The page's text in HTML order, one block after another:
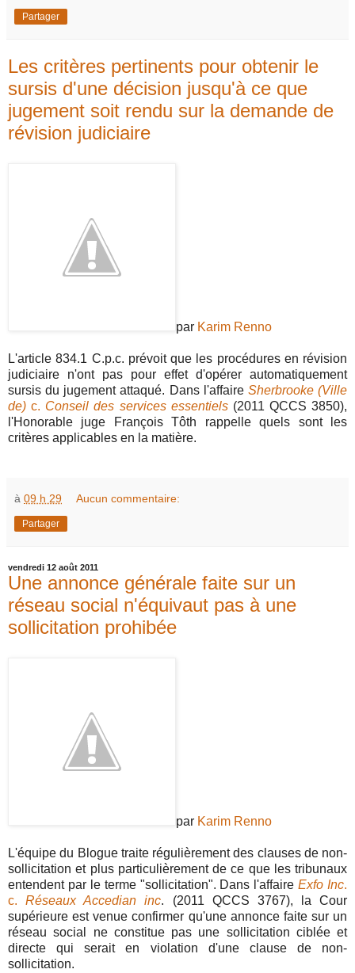
Partager
Les critères pertinents pour obtenir le
sursis d'une décision jusqu'à ce que
jugement soit rendu sur la demande de
révision judiciaire
par Karim Renno
L'article 834.1 C.p.c. prévoit que les procédures en révision
judiciaire n'ont pas pour effet d'opérer automatiquement
sursis du jugement attaqué. Dans l'affaire Sherbrooke (Ville
de) c. Conseil des services essentiels(2011 QCCS 3850),
l'Honorable juge François Tôth rappelle quels sont les
critères applicables en la matière.
à 09 h 29 Aucun commentaire:
Partager
vendredi 12 août 2011
Une annonce générale faite sur un
réseau social n'équivaut pas à une
sollicitation prohibée
par Karim Renno
L'équipe du Blogue traite régulièrement des clauses de non-
sollicitation et plus particulièrement de ce que les tribunaux
entendent par le terme "sollicitation". Dans l'affaireExfo Inc.
c.Réseaux Accedian inc. (2011 QCCS 3767), la Cour
supérieure est venue confirmer qu'une annonce faite sur un
réseau social ne constitue pas une sollicitation ciblée et
directe qui serait en violation d'une clause de non-
sollicitation.